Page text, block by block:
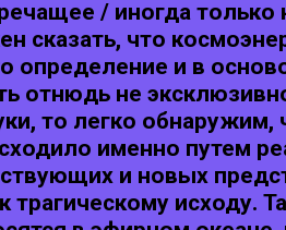
/ иногда
что
определение и в
отнюдь не
то легко
именно путем
и новых
исходу.